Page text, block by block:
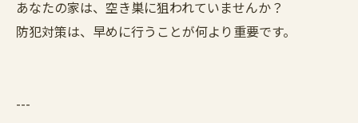
あなたの家は、空き巣に狙われていませんか？
防犯対策は、早めに行うことが何より重要です。
---